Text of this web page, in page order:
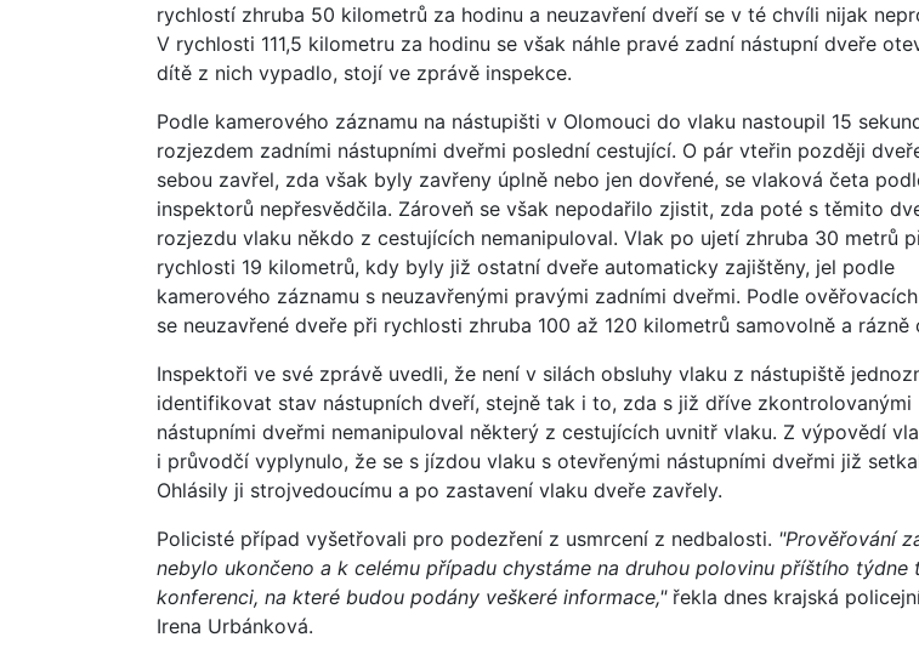
rychlostí zhruba 50 kilometrů za hodinu a neuzavření dveří se v té chvíli nijak
V rychlosti 111,5 kilometru za hodinu se však náhle pravé zadní nástupní dveře
dítě z nich vypadlo, stojí ve zprávě inspekce.
Podle kamerového záznamu na nástupišti v Olomouci do vlaku nastoupil 15
rozjezdem zadními nástupními dveřmi poslední cestující. O pár vteřin později
sebou zavřel, zda však byly zavřeny úplně nebo jen dovřené, se vlaková četa
inspektorů nepřesvědčila. Zároveň se však nepodařilo zjistit, zda poté s těmito
rozjezdu vlaku někdo z cestujících nemanipuloval. Vlak po ujetí zhruba 30 metrů
rychlosti 19 kilometrů, kdy byly již ostatní dveře automaticky zajištěny, jel podle
kamerového záznamu s neuzavřenými pravými zadními dveřmi. Podle
se neuzavřené dveře při rychlosti zhruba 100 až 120 kilometrů samovolně a rázně
Inspektoři ve své zprávě uvedli, že není v silách obsluhy vlaku z nástupiště
identifikovat stav nástupních dveří, stejně tak i to, zda s již dříve zkontrolovanými
nástupními dveřmi nemanipuloval některý z cestujících uvnitř vlaku. Z výpovědí
i průvodčí vyplynulo, že se s jízdou vlaku s otevřenými nástupními dveřmi již
Ohlásily ji strojvedoucímu a po zastavení vlaku dveře zavřely.
Policisté případ vyšetřovali pro podezření z usmrcení z nedbalosti. "Prověřování
nebylo ukončeno a k celému případu chystáme na druhou polovinu příštího týdne
konferenci, na které budou podány veškeré informace," řekla dnes krajská
Irena Urbánková.